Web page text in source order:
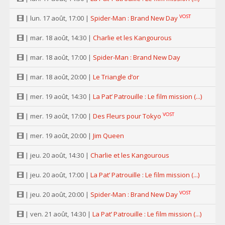
| lun. 17 août, 17:00 | Spider-Man : Brand New Day VOST
| mar. 18 août, 14:30 | Charlie et les Kangourous
| mar. 18 août, 17:00 | Spider-Man : Brand New Day
| mar. 18 août, 20:00 | Le Triangle d’or
| mer. 19 août, 14:30 | La Pat’ Patrouille : Le film mission (...)
| mer. 19 août, 17:00 | Des Fleurs pour Tokyo VOST
| mer. 19 août, 20:00 | Jim Queen
| jeu. 20 août, 14:30 | Charlie et les Kangourous
| jeu. 20 août, 17:00 | La Pat’ Patrouille : Le film mission (...)
| jeu. 20 août, 20:00 | Spider-Man : Brand New Day VOST
| ven. 21 août, 14:30 | La Pat’ Patrouille : Le film mission (...)